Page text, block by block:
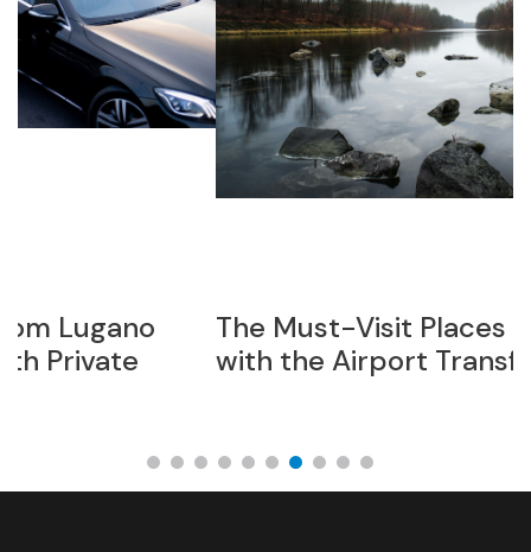
The Must-Visit Places in Memmingen
with the Airport Transfers